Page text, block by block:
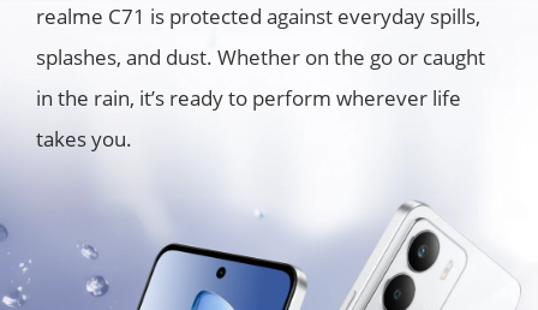
realme C71 is protected against everyday spills,
splashes, and dust. Whether on the go or caught
in the rain, it’s ready to perform wherever life
takes you.